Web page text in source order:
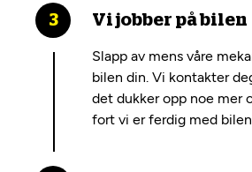
Vi jobber på bilen
Slapp av mens våre
bilen din. Vi kontakter
det dukker opp noe mer
fort vi er ferdig med